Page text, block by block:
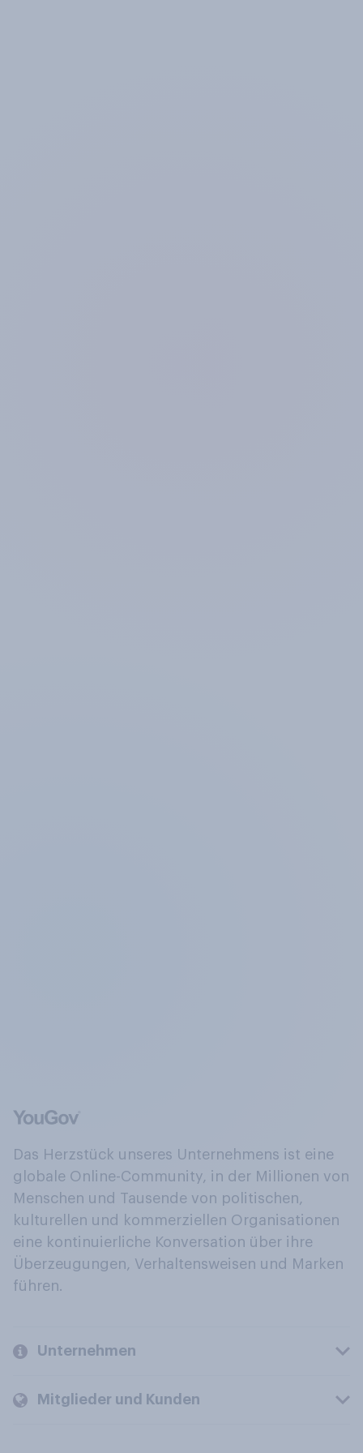
Das Herzstück unseres Unternehmens ist eine
globale Online-Community, in der Millionen von
Menschen und Tausende von politischen,
kulturellen und kommerziellen Organisationen
eine kontinuierliche Konversation über ihre
Überzeugungen, Verhaltensweisen und Marken
führen.
Unternehmen
Mitglieder und Kunden